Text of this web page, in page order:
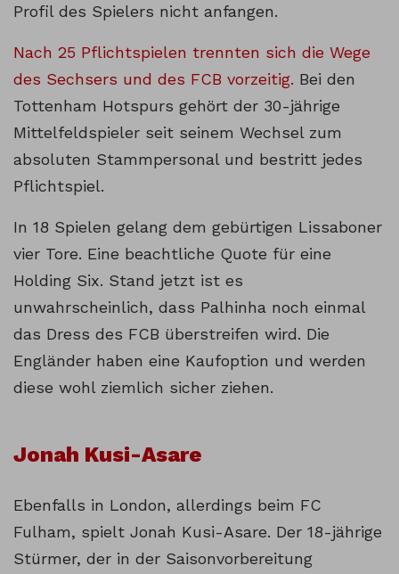
Profil des Spielers nicht anfangen.
Nach 25 Pflichtspielen trennten sich die Wege
des Sechsers und des FCB vorzeitig. Bei den
Tottenham Hotspurs gehört der 30-jährige
Mittelfeldspieler seit seinem Wechsel zum
absoluten Stammpersonal und bestritt jedes
Pflichtspiel.
In 18 Spielen gelang dem gebürtigen Lissaboner
vier Tore. Eine beachtliche Quote für eine
Holding Six. Stand jetzt ist es
unwahrscheinlich, dass Palhinha noch einmal
das Dress des FCB überstreifen wird. Die
Engländer haben eine Kaufoption und werden
diese wohl ziemlich sicher ziehen.
Jonah Kusi-Asare
Ebenfalls in London, allerdings beim FC
Fulham, spielt Jonah Kusi-Asare. Der 18-jährige
Stürmer, der in der Saisonvorbereitung